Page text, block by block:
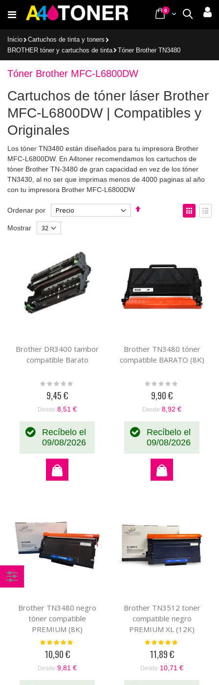
al
Buscar
Cart
0items
Inicio
Cartuchos de tinta y toners
BROTHER tóner y cartuchos de tinta
Tóner Brother TN3480
Tóner Brother MFC-L6800DW
Cartuchos de tóner láser Brother
MFC-L6800DW | Compatibles y
Originales
Los tóner TN3480 están diseñados para tu impresora Brother
MFC-L6800DW. En A4toner recomendamos los cartuchos de
tóner Brother TN-3480 de gran capacidad en vez de los tóner
TN3430, al no ser que imprimas menos de 4000 paginas al año
con tu impresora Brother MFC-L6800DW
Ordenar por
Fijar
Ver
como
Mostrar
Brother DR3400 tambor
compatible Barato
Rating:
9,45 €
Desde 8,51 €
Recíbelo el
09/08/2026
Brother TN3480 tóner
compatible BARATO (8K)
Rating:
9,90 €
Desde 8,92 €
Recíbelo el
09/08/2026
Brother TN3480 negro
tóner compatible
PREMIUM (8K)
Valoración:
10,90 €
Desde 9,81 €
Brother TN3512 toner
compatible negro
PREMIUM XL (12K)
Valoración:
11,89 €
Desde 10,71 €
Comprar